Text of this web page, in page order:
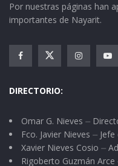
Por nuestras páginas han
importantes de Nayarit.
DIRECTORIO:
Omar G. Nieves ⏤
Fco. Javier Nieves ⏤
Xavier Nieves Cosio ⏤
Rigoberto Guzmán Arce